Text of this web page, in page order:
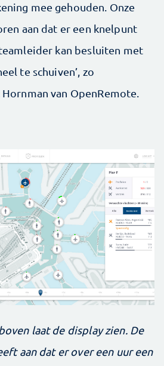
mee gehouden. Onze
aan dat er een knelpunt
kan besluiten met
te schuiven’, zo
van OpenRemote.
laat de display zien. De
aan dat er over een uur een